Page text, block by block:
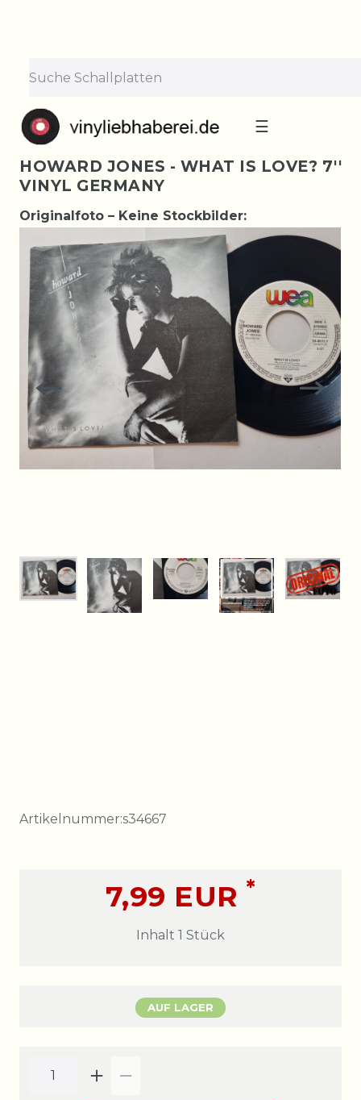
☰
HOWARD JONES - WHAT IS LOVE? 7''
VINYL GERMANY
Originalfoto – Keine Stockbilder:
Artikelnummer:s34667
7,99 EUR *
Inhalt 1 Stück
AUF LAGER